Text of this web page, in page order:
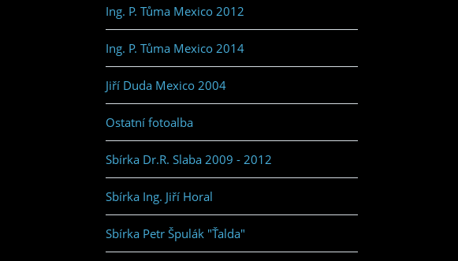
Ing. P. Tůma Mexico 2012
Ing. P. Tůma Mexico 2014
Jiří Duda Mexico 2004
Ostatní fotoalba
Sbírka Dr.R. Slaba 2009 - 2012
Sbírka Ing. Jiří Horal
Sbírka Petr Špulák "Ťalda"